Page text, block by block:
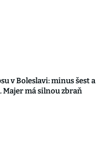
v Boleslavi: minus šest a
Majer má silnou zbraň